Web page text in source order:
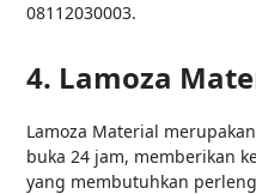
08112030003.
4. Lamoza
Lamoza Material
buka 24 jam, memberikan
yang membutuhkan